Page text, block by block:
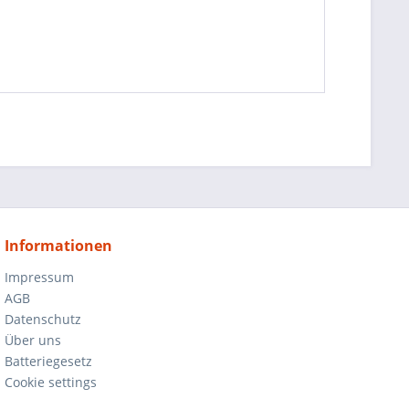
Informationen
Impressum
AGB
Datenschutz
Über uns
Batteriegesetz
Cookie settings